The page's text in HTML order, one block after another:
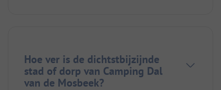
Hoe ver is de dichtstbijzijnde
stad of dorp van Camping Dal
van de Mosbeek?